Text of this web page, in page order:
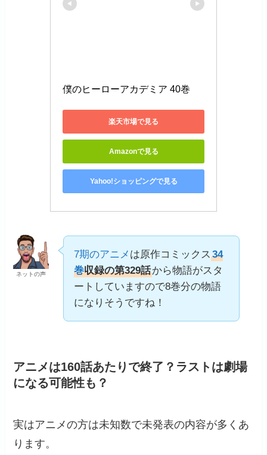
僕のヒーローアカデミア 40巻
楽天市場で見る
Amazonで見る
Yahoo!ショッピングで見る
ネットの声
7期のアニメ は原作コミックス34
巻収録の第329話から物語がスタ
ートしていますので8巻分の物語
になりそうですね！
アニメは160話あたりで終了？ラストは劇場
になる可能性も？
実はアニメの方は未知数で未発表の内容が多くあ
ります。